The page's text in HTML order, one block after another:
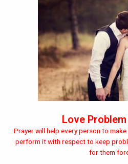
Love
Prayer will help every person to
perform it with respect to keep
for them